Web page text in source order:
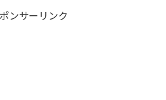
ンサーリンク